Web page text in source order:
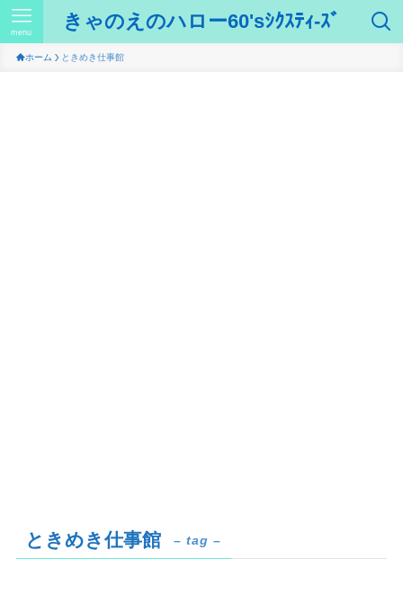
きゃのえのハロー60'sｼｸｽﾃｨ-ｽﾞ
menu
ホーム ときめき仕事館
ときめき仕事館 – tag –